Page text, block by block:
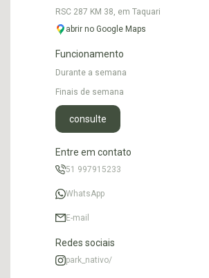
RSC 287 KM 38, em Taquari
abrir no Google Maps
Funcionamento
Durante a semana
Finais de semana
consulte
Entre em contato
51 997915233
WhatsApp
E-mail
Redes sociais
park_nativo/